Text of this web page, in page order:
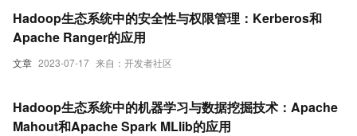
文章 2023-07-17 来自：开发者社区
Hadoop生态系统中的安全性与权限管理：Kerberos和
Apache Ranger的应用
Hadoop生态系统中的机器学习与数据挖掘技术：Apache
Mahout和Apache Spark MLlib的应用